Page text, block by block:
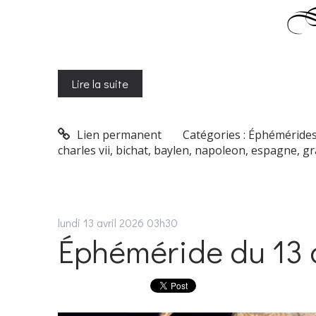
Lire la suite
Lien permanent Catégories :
charles vii, bichat, baylen, napoleon, espagne,
lundi 13 avril 2026 03h30
Éphéméride du 13